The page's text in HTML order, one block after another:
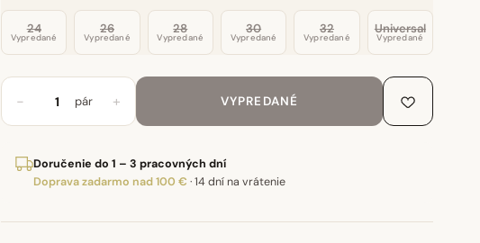
24
Vypredané
26
Vypredané
28
Vypredané
30
Vypredané
32
Vypredané
Universal
Vypredané
− pár + VYPREDANÉ
Doručenie do 1 – 3 pracovných dní
Doprava zadarmo nad 100 € ·14 dní na vrátenie